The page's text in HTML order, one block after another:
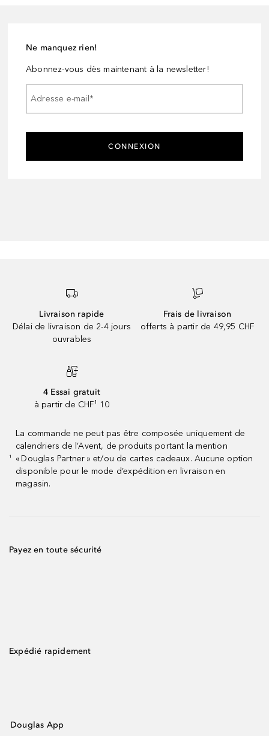
Ne manquez rien!
Abonnez-vous dès maintenant à la newsletter!
Adresse e-mail*
CONNEXION
Livraison rapide
Délai de livraison de 2-4 jours
ouvrables
Frais de livraison
offerts à partir de 49,95 CHF
4 Essai gratuit
à partir de CHF¹ 10
¹
La commande ne peut pas être composée uniquement de
calendriers de l’Avent, de produits portant la mention
« Douglas Partner » et/ou de cartes cadeaux. Aucune option
disponible pour le mode d’expédition en livraison en
magasin.
Payez en toute sécurité
Expédié rapidement
Douglas App